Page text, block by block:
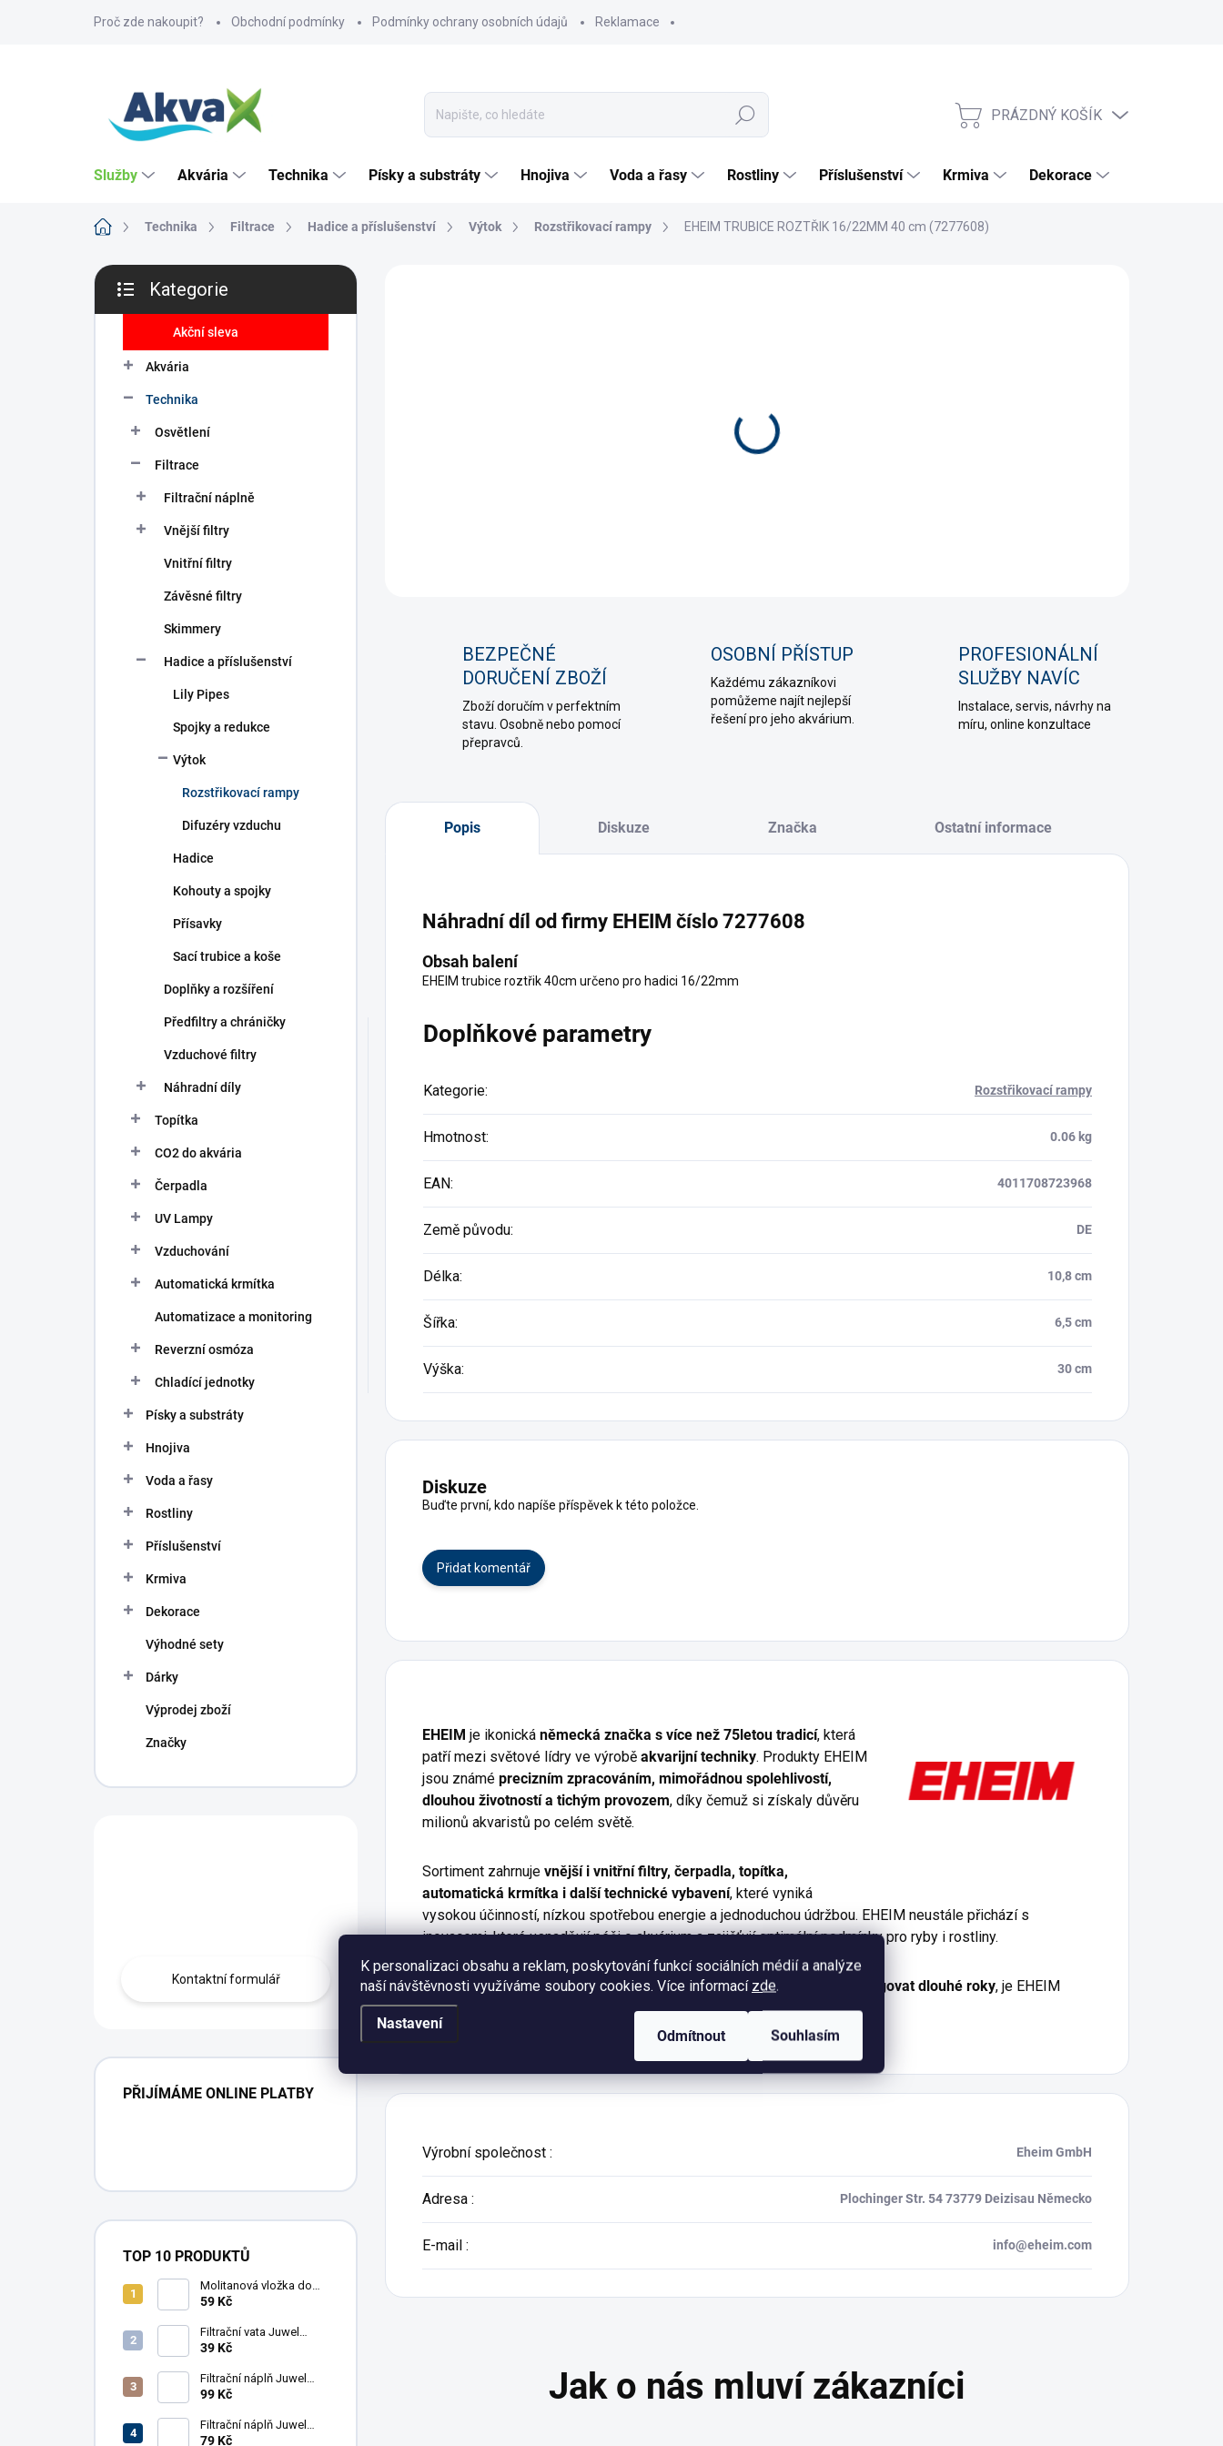
K personalizaci obsahu a reklam, poskytování funkcí sociálních médií a analýze
naší návštěvnosti využíváme soubory cookies. Více informací zde.
Nastavení
Odmítnout Souhlasím
Proč zde nakoupit? Obchodní podmínky Podmínky ochrany osobních údajů Reklamace
Hledat
NÁKUPNÍ
PRÁZDNÝ KOŠÍK
Služby Akvária Technika Písky a substráty Hnojiva Voda a řasy Rostliny Příslušenství Krmiva Dekorace
Domů Technika Filtrace Hadice a příslušenství Výtok Rozstřikovací rampy EHEIM TRUBICE ROZTŘIK 16/22MM 40 cm (7277608)
P
s
kategorie
Kategorie
Akční sleva
Akvária
Technika
Osvětlení
Filtrace
Filtrační náplně
Vnější filtry
Vnitřní filtry
Závěsné filtry
Skimmery
Hadice a příslušenství
Lily Pipes
Spojky a redukce
Výtok
Rozstřikovací rampy
Difuzéry vzduchu
Hadice
Kohouty a spojky
Přísavky
Sací trubice a koše
Doplňky a rozšíření
Předfiltry a chráničky
Vzduchové filtry
Náhradní díly
Topítka
CO2 do akvária
Čerpadla
UV Lampy
Vzduchování
Automatická krmítka
Automatizace a monitoring
Reverzní osmóza
Chladící jednotky
Písky a substráty
Hnojiva
Voda a řasy
Rostliny
Příslušenství
Krmiva
Dekorace
Výhodné sety
Dárky
Výprodej zboží
Značky
Kontaktní formulář
PŘIJÍMÁME ONLINE PLATBY
TOP 10 PRODUKTŮ
Molitanová vložka do
filtru Turbo Mini
59 Kč
Filtrační vata Juwel
BioPad pro Bioflow 3.0,
39 Kč
Filtrační náplň Juwel
Nitrax pro Bioflow 3.0,
99 Kč
Filtrační náplň Juwel
BioPlus Fine (jemná) pro
79 Kč
BEZPEČNÉ
DORUČENÍ ZBOŽÍ
Zboží doručím v perfektním
stavu. Osobně nebo pomocí
přepravců.
OSOBNÍ PŘÍSTUP
Každému zákazníkovi
pomůžeme najít nejlepší
řešení pro jeho akvárium.
PROFESIONÁLNÍ
SLUŽBY NAVÍC
Instalace, servis, návrhy na
míru, online konzultace
Popis Diskuze Značka Ostatní informace
Náhradní díl od firmy EHEIM číslo 7277608
Obsah balení
EHEIM trubice roztřik 40cm určeno pro hadici 16/22mm
Doplňkové parametry
Kategorie: Rozstřikovací rampy
Hmotnost: 0.06 kg
EAN: 4011708723968
Země původu: DE
Délka: 10,8 cm
Šířka: 6,5 cm
Výška: 30 cm
Diskuze
Buďte první, kdo napíše příspěvek k této položce.
Přidat komentář
EHEIM je ikonická německá značka s více než 75letou tradicí, která
patří mezi světové lídry ve výrobě akvarijní techniky. Produkty EHEIM
jsou známé precizním zpracováním, mimořádnou spolehlivostí,
dlouhou životností a tichým provozem, díky čemuž si získaly důvěru
milionů akvaristů po celém světě.
Sortiment zahrnuje vnější i vnitřní filtry, čerpadla, topítka,
automatická krmítka i další technické vybavení, které vyniká
vysokou účinností, nízkou spotřebou energie a jednoduchou údržbou. EHEIM neustále přichází s
inovacemi, které usnadňují péči o akvárium a zajišťují optimální podmínky pro ryby i rostliny.
Pokud hledátešpičkovou akvarijní techniku, která bude spolehlivě fungovat dlouhé roky, je EHEIM
jednou z nejlepších voleb na trhu a symbolem skutečné německé kvality.
Výrobní společnost : Eheim GmbH
Adresa : Plochinger Str. 54 73779 Deizisau Německo
E-mail : info@eheim.com